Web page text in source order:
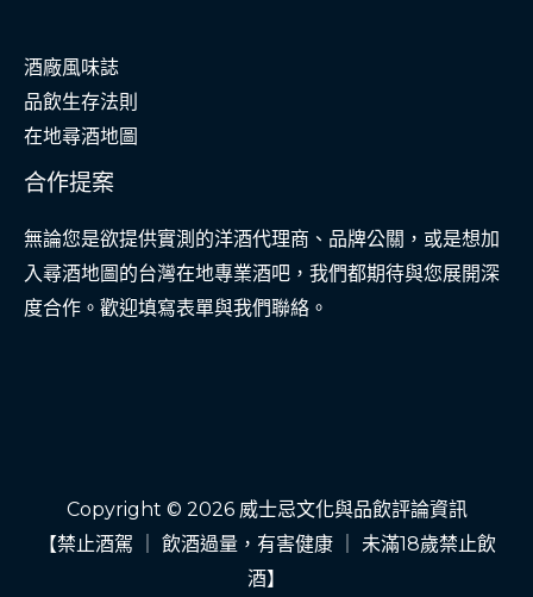
財
務
安
全
酒廠風味誌
品飲生存法則
在地尋酒地圖
合作提案
無論您是欲提供實測的洋酒代理商、品牌公關，或是想加
入尋酒地圖的台灣在地專業酒吧，我們都期待與您展開深
度合作。歡迎填寫表單與我們聯絡。
Copyright © 2026 威士忌文化與品飲評論資訊
【禁止酒駕 ｜ 飲酒過量，有害健康 ｜ 未滿18歲禁止飲
酒】